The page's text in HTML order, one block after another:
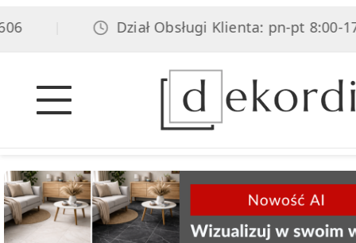
Dział Obsługi Klienta: pn-pt 8:00-